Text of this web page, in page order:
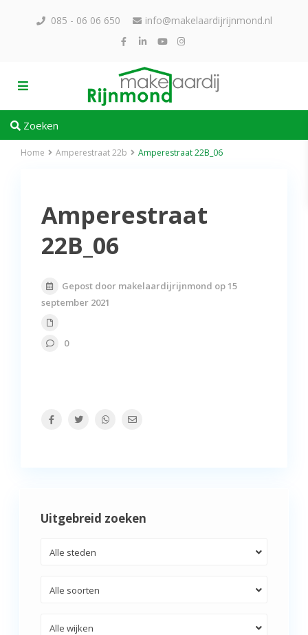
085 - 06 06 650 info@makelaardijrijnmond.nl
Zoeken
Home Amperestraat 22b Amperestraat 22B_06
Amperestraat
22B_06
Gepost door makelaardijrijnmond op 15
september 2021
0
Uitgebreid zoeken
Alle steden
Alle soorten
Alle wijken